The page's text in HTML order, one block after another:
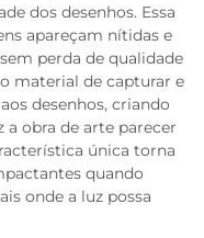
dos desenhos. Essa
apareçam nítidas e
perda de qualidade
material de capturar e
desenhos, criando
obra de arte parecer
única torna
quando
onde a luz possa